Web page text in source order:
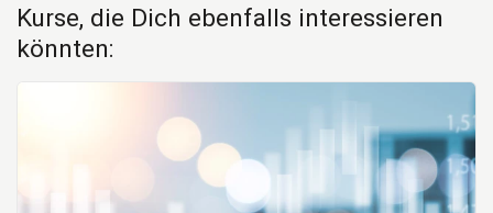
Kurse, die Dich ebenfalls interessieren
könnten: